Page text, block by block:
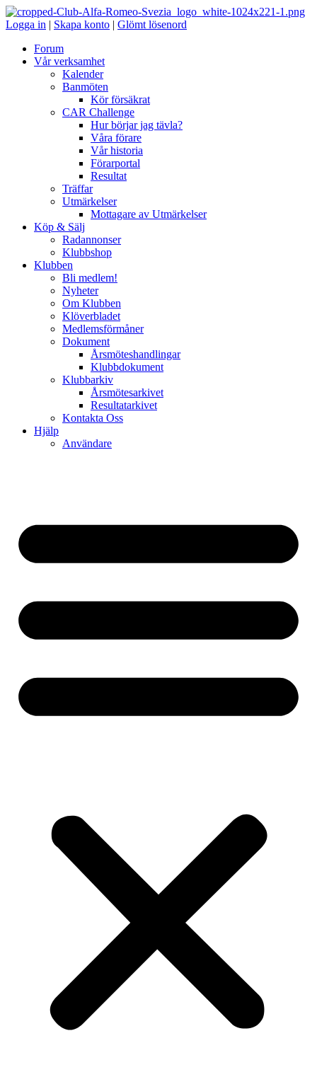
Logga in | Skapa konto | Glömt lösenord
Forum
Vår verksamhet
Kalender
Banmöten
Kör försäkrat
CAR Challenge
Hur börjar jag tävla?
Våra förare
Vår historia
Förarportal
Resultat
Träffar
Utmärkelser
Mottagare av Utmärkelser
Köp & Sälj
Radannonser
Klubbshop
Klubben
Bli medlem!
Nyheter
Om Klubben
Klöverbladet
Medlemsförmåner
Dokument
Årsmöteshandlingar
Klubbdokument
Klubbarkiv
Årsmötesarkivet
Resultatarkivet
Kontakta Oss
Hjälp
Användare